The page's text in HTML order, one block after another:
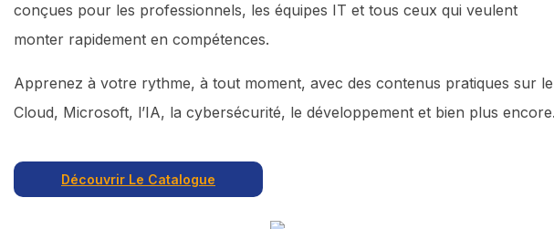
conçues pour les professionnels, les équipes IT et tous ceux qui veulent
monter rapidement en compétences.
Apprenez à votre rythme, à tout moment, avec des contenus pratiques sur le
Cloud, Microsoft, l’IA, la cybersécurité, le développement et bien plus encore.
Découvrir Le Catalogue